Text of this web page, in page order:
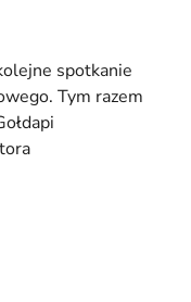
spotkanie
Tym razem